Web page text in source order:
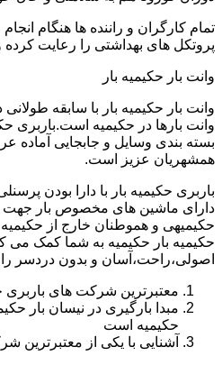
تمام کارگران و راننده ها هنگام
پروتکل های بهداشتی را رعایت کرده
وانت بار حکیمیه بار
وانت بار حکیمیه بار با سابقه
وانت بارها در حکیمیه است.باربری
بسته بندی وسایل و جابجایی آماده
همشهریان عزیز است.
باربری حکیمیه بار با دارا بودن
دارای ماشین های مخصوص بار
حکیمیهی و هموطنان خارج از حکیمیه
حکیمیه بار حکیمیه به شما کمک می
اصولی،راحت،آسان و بدون دردسر را
معتبرترین شرکت های باربری
مبدا بارگیری در نیسان بار
حکیمیه است
آشنایی با یکی از معتبرترین